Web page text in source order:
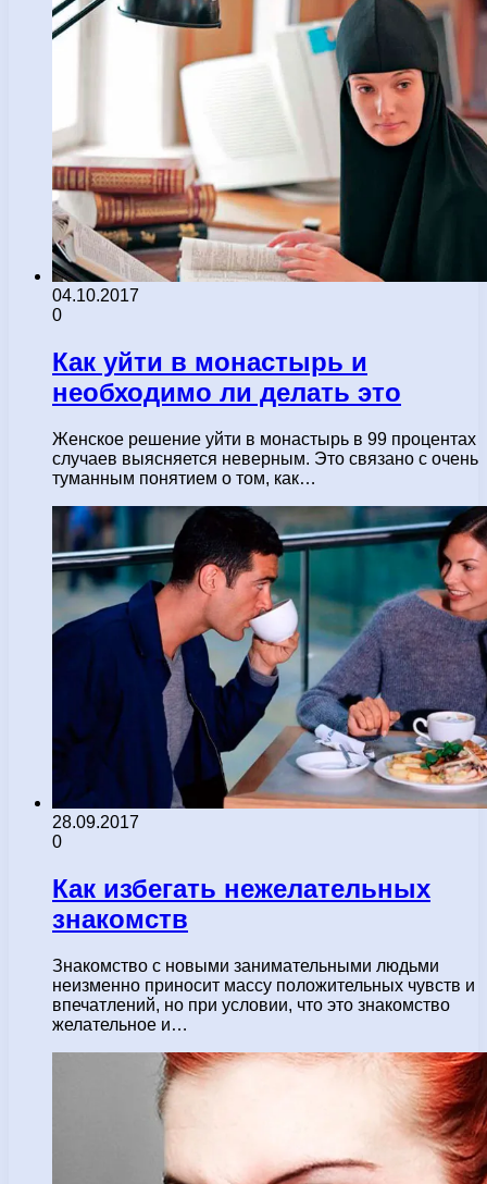
04.10.2017
0
Как уйти в монастырь и
необходимо ли делать это
Женское решение уйти в монастырь в 99 процентах
случаев выясняется неверным. Это связано с очень
туманным понятием о том, как…
28.09.2017
0
Как избегать нежелательных
знакомств
Знакомство с новыми занимательными людьми
неизменно приносит массу положительных чувств и
впечатлений, но при условии, что это знакомство
желательное и…